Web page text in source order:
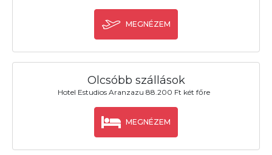
MEGNÉZEM
Olcsóbb szállások
Hotel Estudios Aranzazu 88.200 Ft két főre
MEGNÉZEM